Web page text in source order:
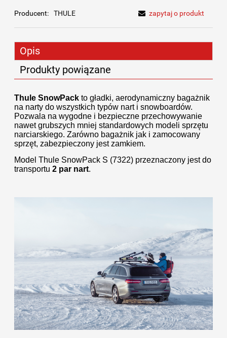
Producent: THULE zapytaj o produkt
Opis
Produkty powiązane
Thule SnowPack to gładki, aerodynamiczny bagażnik
na narty do wszystkich typów nart i snowboardów.
Pozwala na wygodne i bezpieczne przechowywanie
nawet grubszych mniej standardowych modeli sprzętu
narciarskiego. Zarówno bagażnik jak i zamocowany
sprzęt, zabezpieczony jest zamkiem.
Model Thule SnowPack S (7322) przeznaczony jest do
transportu 2 par nart.